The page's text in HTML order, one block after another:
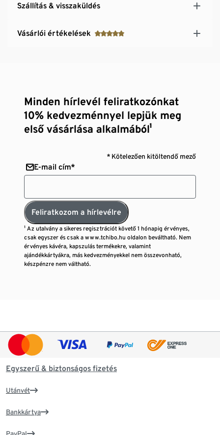
Szállítás & visszaküldés
Vásárlói értékelések
Minden hírlevél feliratkozónkat
10% kedvezménnyel lepjük meg
első vásárlása alkalmából¹
* Kötelezően kitöltendő mező
E-mail cím*
Feliratkozom a hírlevélre
¹ Az utalvány a sikeres regisztrációt követő 1 hónapig érvényes,
csak egyszer és csak a www.tchibo.hu oldalon beváltható. Nem
érvényes kávéra, kapszulás termékekre, valamint
ajándékkártyákra, más kedvezményekkel nem összevonható,
készpénzre nem váltható.
Egyszerű & biztonságos fizetés
Utánvét
Bankkártya